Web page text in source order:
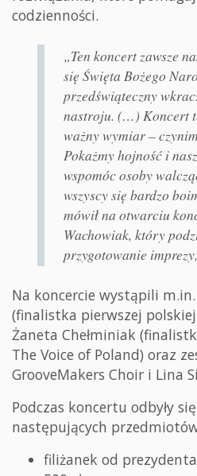
codzienności.
„Ten koncert zawsze
się Święta Bożego
przedświąteczny
nastroju. (…) Koncert
ważny wymiar –
Pokażmy hojność i
wspomóc osoby
wszyscy się bardzo
mówił na otwarciu
Wachowiak, który
przygotowanie
Na koncercie wystąpili m.in.
(finalistka pierwszej polskiej
Żaneta Chełminiak
The Voice of Poland) oraz
GrooveMakers Choir i Lina
Podczas koncertu odbyły
następujących
filiżanek od